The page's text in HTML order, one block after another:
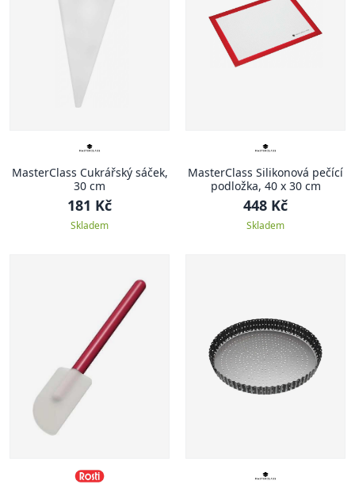
MasterClass Cukrářský sáček,
30 cm
181 Kč
Skladem
MasterClass Silikonová pečící
podložka, 40 x 30 cm
448 Kč
Skladem